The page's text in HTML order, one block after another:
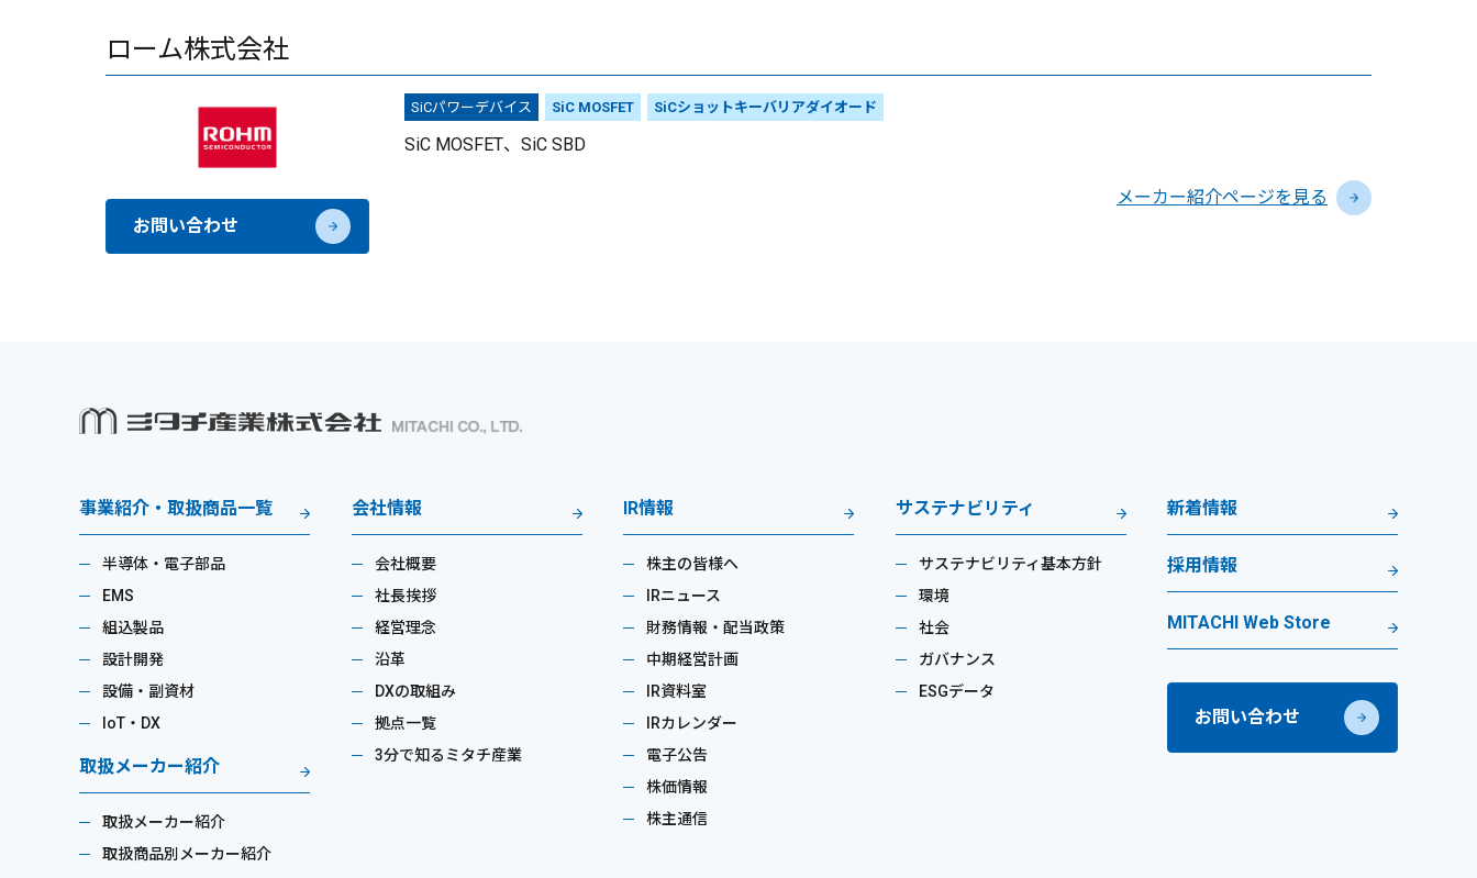
ローム株式会社
お問い合わせ
SiCパワーデバイス SiC MOSFET SiCショットキーバリアダイオード
SiC MOSFET、SiC SBD
メーカー紹介ページを見る
事業紹介・取扱商品一覧
半導体・電子部品
EMS
組込製品
設計開発
設備・副資材
IoT・DX
取扱メーカー紹介
取扱メーカー紹介
取扱商品別メーカー紹介
会社情報
会社概要
社長挨拶
経営理念
沿革
DXの取組み
拠点一覧
3分で知るミタチ産業
IR情報
株主の皆様へ
IRニュース
財務情報・配当政策
中期経営計画
IR資料室
IRカレンダー
電子公告
株価情報
株主通信
サステナビリティ
サステナビリティ基本方針
環境
社会
ガバナンス
ESGデータ
新着情報
採用情報
MITACHI Web Store
お問い合わせ